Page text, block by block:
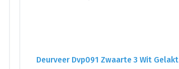
Deurveer Dvp091 Zwaarte 3 Wit Gelakt